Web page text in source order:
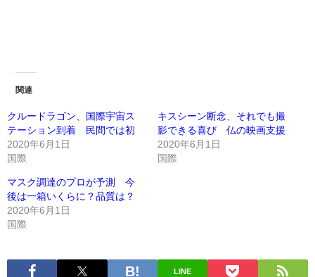
関連
クルードラゴン、国際宇宙ス
テーション到着 民間では初
2020年6月1日
国際
キスシーン断念、それでも撮
影できる喜び 仏の映画支援
2020年6月1日
国際
マスク調達のプロが予測 今
後は一箱いくらに？品質は？
2020年6月1日
国際
LINE